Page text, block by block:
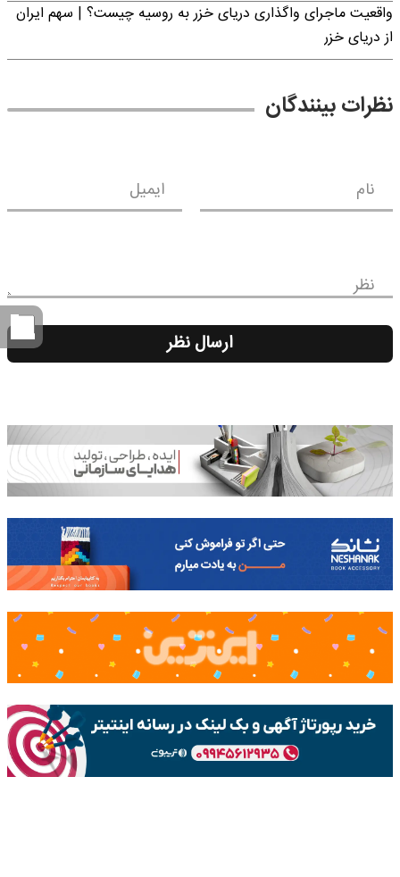
واقعیت ماجرای واگذاری دریای خزر به روسیه چیست؟ | سهم ایران
از دریای خزر
نظرات بینندگان
نام ایمیل
نظر
ارسال نظر